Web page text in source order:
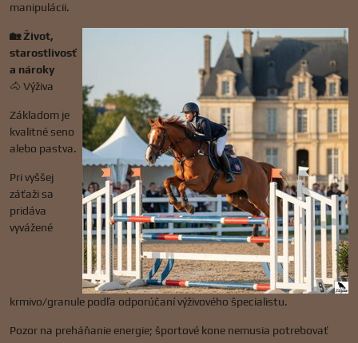
manipulácii.
🏡 Život,
starostlivosť
a nároky
🐴 Výživa
Základom je
kvalitné seno
alebo pastva.
Pri vyššej
záťaži sa
pridáva
vyvážené
krmivo/granule podľa odporúčaní výživového špecialistu.
Pozor na preháňanie energie; športové kone nemusia potrebovať